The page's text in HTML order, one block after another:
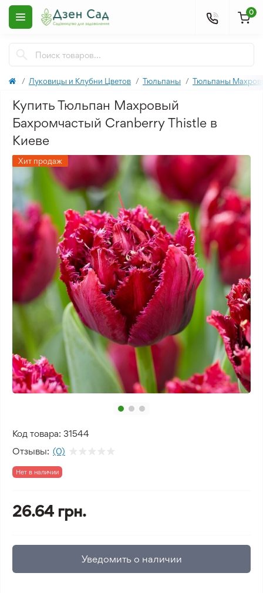
0
Луковицы и Клубни Цветов Тюльпаны Тюльпаны
Купить Тюльпан Махровый
Бахромчастый Cranberry Thistle в
Киеве
Хит продаж
Код товара: 31544
Отзывы: (0)
Нет в наличии
26.64 грн.
Уведомить о наличии